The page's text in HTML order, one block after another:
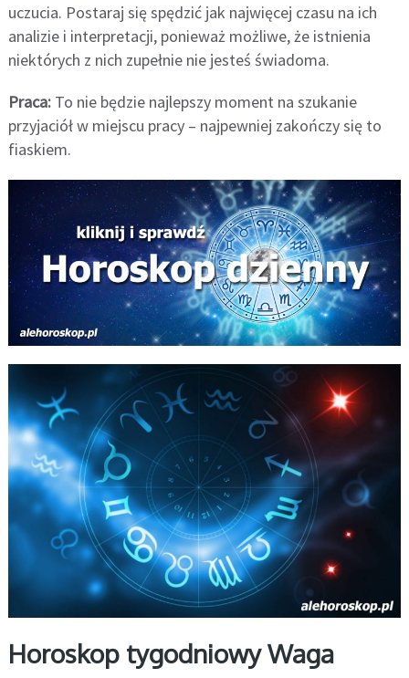
uczucia. Postaraj się spędzić jak najwięcej czasu na ich
analizie i interpretacji, ponieważ możliwe, że istnienia
niektórych z nich zupełnie nie jesteś świadoma.
Praca:To nie będzie najlepszy moment na szukanie
przyjaciół w miejscu pracy – najpewniej zakończy się to
fiaskiem.
Horoskop tygodniowy Waga